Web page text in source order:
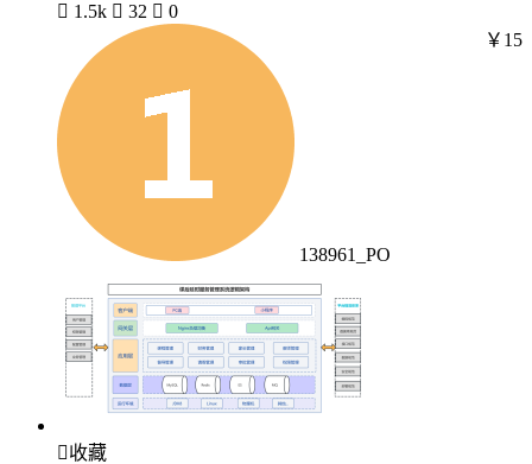
 1.5k  32  0
138961_PO
￥15
收藏